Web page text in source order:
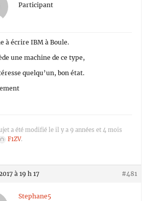
Participant
à écrire IBM à Boule.
une machine de ce type,
quelqu’un, bon état.
a été modifié le il y a 9 années et 4 mois
F1ZV.
à 19 h 17 #481
Stephane5